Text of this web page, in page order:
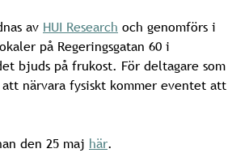
av HUI Research och genomförs i
på Regeringsgatan 60 i
bjuds på frukost. För deltagare som
närvara fysiskt kommer eventet att
den 25 maj här.